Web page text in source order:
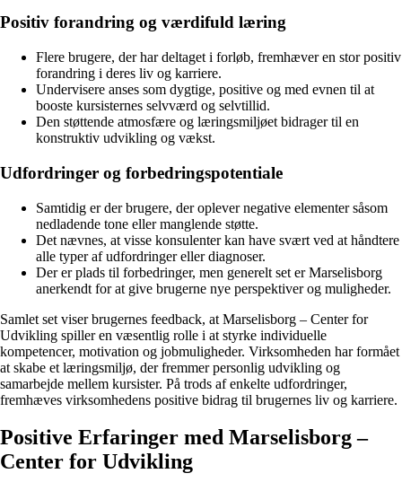
Positiv forandring og værdifuld læring
Flere brugere, der har deltaget i forløb, fremhæver en stor positiv
forandring i deres liv og karriere.
Undervisere anses som dygtige, positive og med evnen til at
booste kursisternes selvværd og selvtillid.
Den støttende atmosfære og læringsmiljøet bidrager til en
konstruktiv udvikling og vækst.
Udfordringer og forbedringspotentiale
Samtidig er der brugere, der oplever negative elementer såsom
nedladende tone eller manglende støtte.
Det nævnes, at visse konsulenter kan have svært ved at håndtere
alle typer af udfordringer eller diagnoser.
Der er plads til forbedringer, men generelt set er Marselisborg
anerkendt for at give brugerne nye perspektiver og muligheder.
Samlet set viser brugernes feedback, at Marselisborg – Center for
Udvikling spiller en væsentlig rolle i at styrke individuelle
kompetencer, motivation og jobmuligheder. Virksomheden har formået
at skabe et læringsmiljø, der fremmer personlig udvikling og
samarbejde mellem kursister. På trods af enkelte udfordringer,
fremhæves virksomhedens positive bidrag til brugernes liv og karriere.
Positive Erfaringer med Marselisborg –
Center for Udvikling